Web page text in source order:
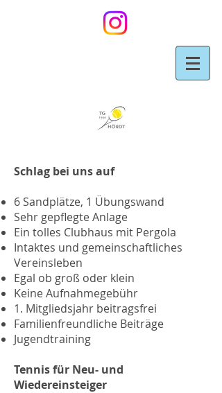
Schlag bei uns auf
6 Sandplätze, 1 Übungswand
Sehr gepflegte Anlage
Ein tolles Clubhaus mit Pergola
Intaktes und gemeinschaftliches
Vereinsleben
Egal ob groß oder klein
Keine Aufnahmegebühr
1. Mitgliedsjahr beitragsfrei
Familienfreundliche Beiträge
Jugendtraining
Tennis für Neu- und
Wiedereinsteiger